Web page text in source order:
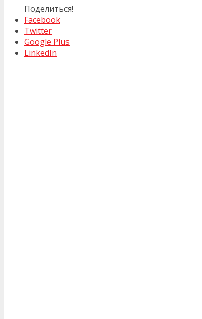
Поделиться!
Facebook
Twitter
Google Plus
LinkedIn